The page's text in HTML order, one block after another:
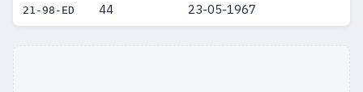
21-98-ED 44 23-05-1967